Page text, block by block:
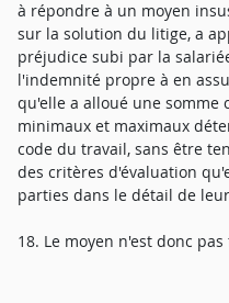
à répondre à un moyen
sur la solution du litige, a
préjudice subi par la
l'indemnité propre à en
qu'elle a alloué une somme
minimaux et maximaux
code du travail, sans être
des critères d'évaluation
parties dans le détail de
18. Le moyen n'est donc pas